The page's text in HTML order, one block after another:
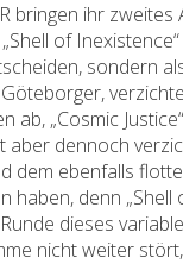
bringen ihr
of
sondern
ab, „Cosmic
dennoch
dem ebenfalls
haben, denn
dieses
nicht weiter